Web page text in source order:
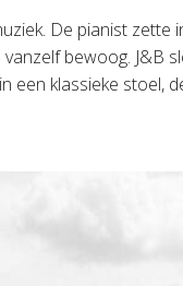
De pianist
bewoog. J&B
een klassieke stoel,